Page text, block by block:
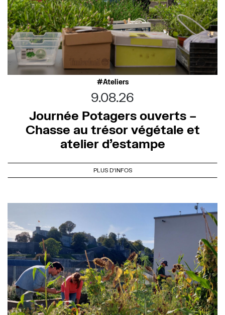
Ateliers
9.08.26
Journée Potagers ouverts –
Chasse au trésor végétale et
atelier d’estampe
PLUS D'INFOS